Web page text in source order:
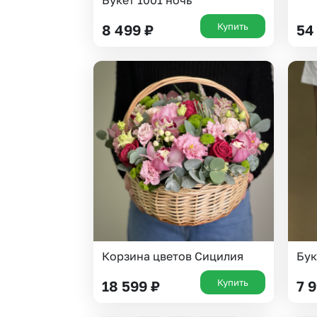
8 499 ₽ Купить
Корзина цветов Сицилия
18 599 ₽ Купить 7